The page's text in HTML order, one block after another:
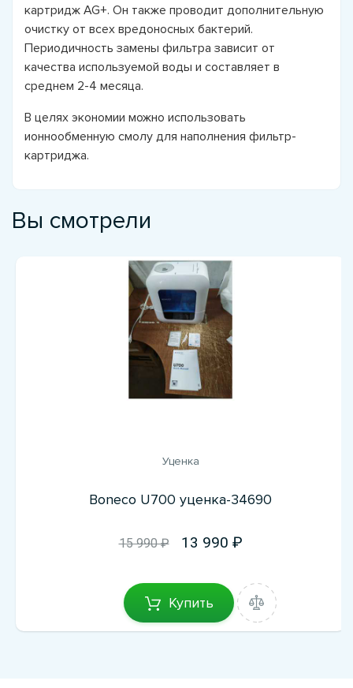
картридж AG+. Он также проводит дополнительную
очистку от всех вредоносных бактерий.
Периодичность замены фильтра зависит от
качества используемой воды и составляет в
среднем 2-4 месяца.
В целях экономии можно использовать
ионнообменную смолу для наполнения фильтр-
картриджа.
Вы смотрели
Уценка
Boneco U700 уценка-34690
15 990 ₽ 13 990
Купить